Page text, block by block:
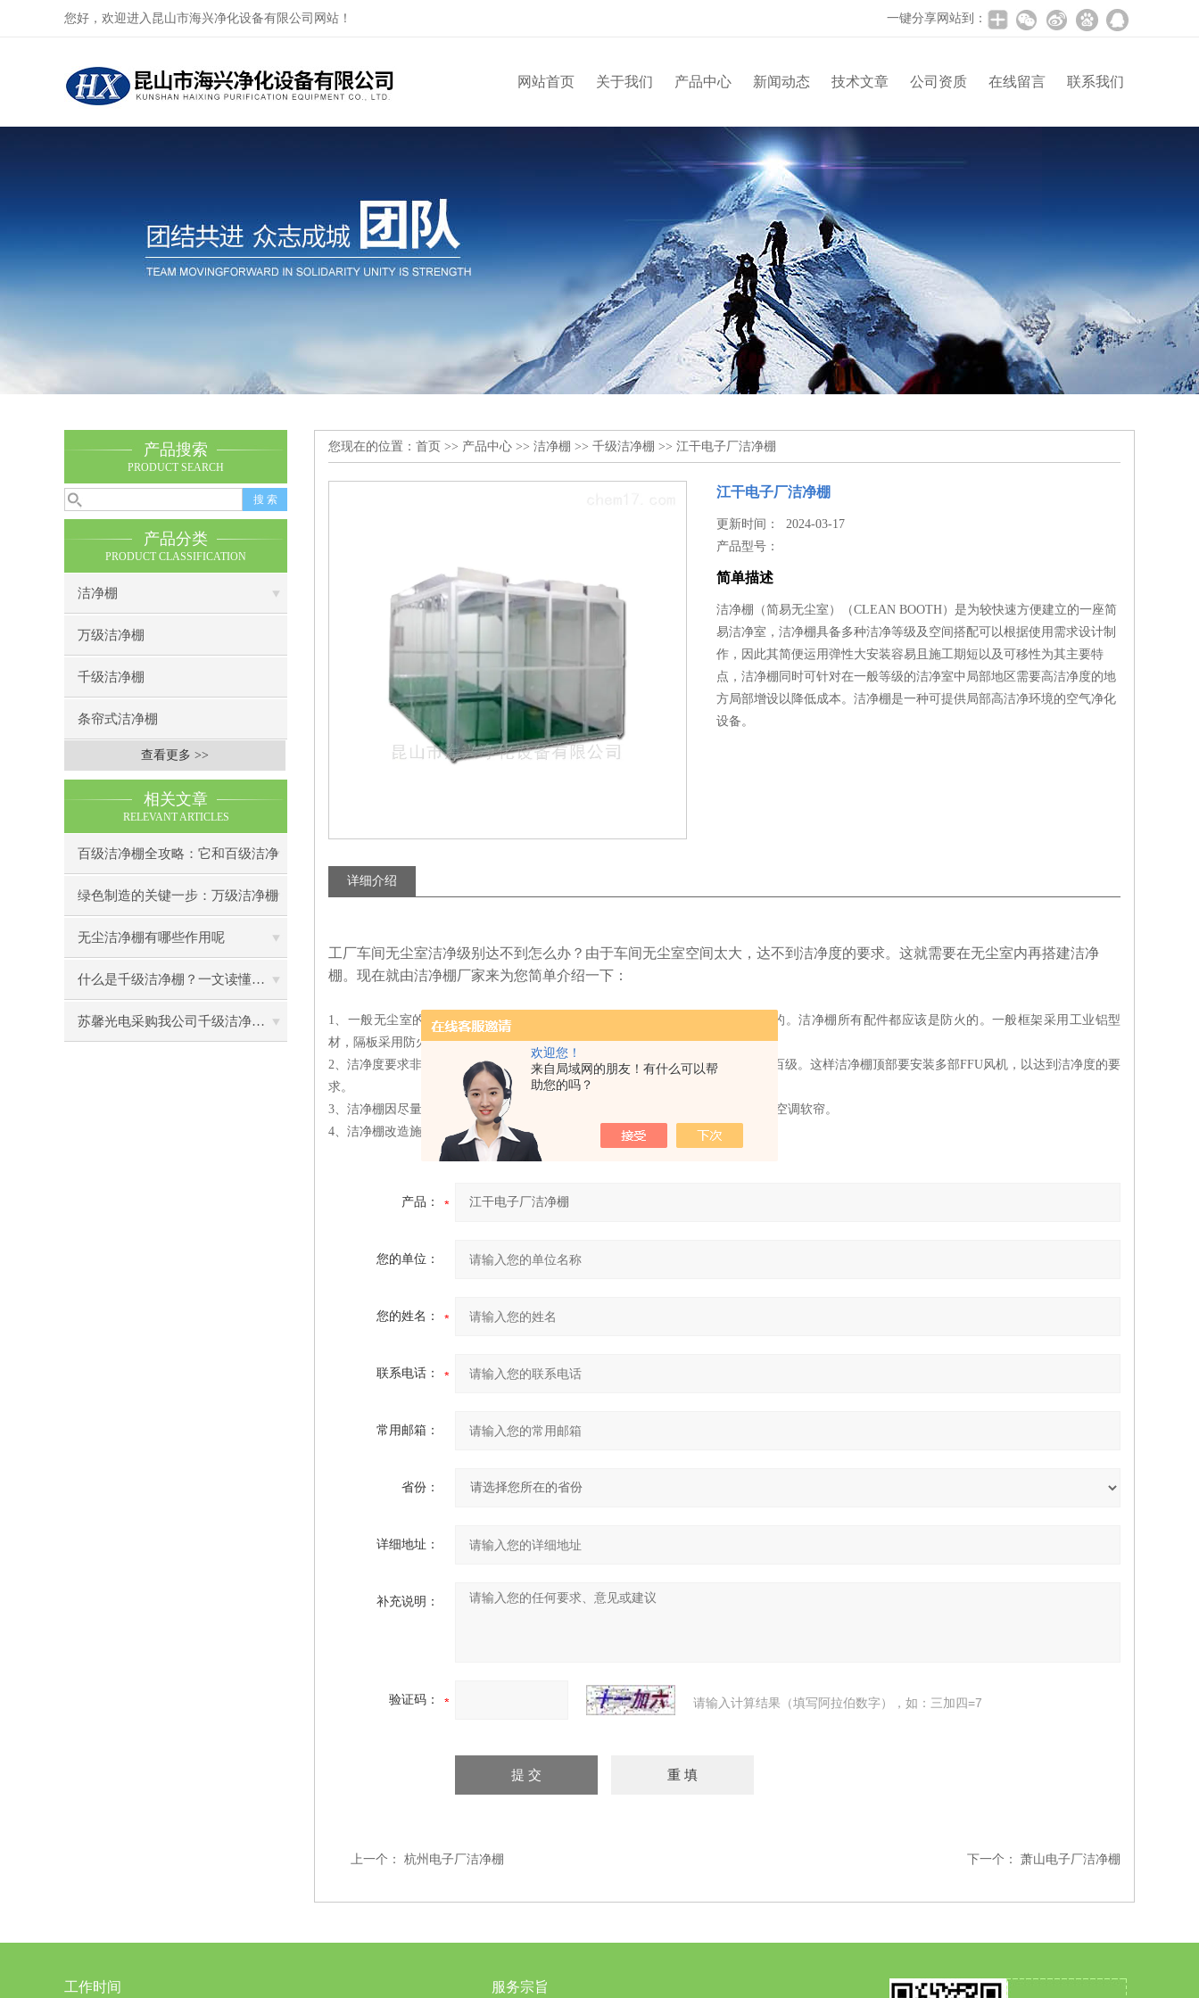
欢迎您！
来自局域网的朋友！有什么可以帮
助您的吗？
您好，欢迎进入昆山市海兴净化设备有限公司网站！ 一键分享网站到：
网站首页 关于我们 产品中心 新闻动态 技术文章 公司资质 在线留言 联系我们
产品搜索
PRODUCT SEARCH
产品分类
PRODUCT CLASSIFICATION
洁净棚
万级洁净棚
千级洁净棚
条帘式洁净棚
查看更多 >>
相关文章
RELEVANT ARTICLES
百级洁净棚全攻略：它和百级洁净
室到底有什么区别？
绿色制造的关键一步：万级洁净棚
助力环保型半导体产业发展
无尘洁净棚有哪些作用呢
什么是千级洁净棚？一文读懂其结构特点与局部净化优势
苏馨光电采购我公司千级洁净棚普通工作台一批（7月07日）已顺利交货
您现在的位置： 首页 >> 产品中心 >> 洁净棚 >> 千级洁净棚 >> 江干电子厂洁净棚
江干电子厂洁净棚
更新时间： 2024-03-17
产品型号：
简单描述
洁净棚（简易无尘室）（CLEAN BOOTH）是为较快速方便建立的一座简
易洁净室，洁净棚具备多种洁净等级及空间搭配可以根据使用需求设计制
作，因此其简便运用弹性大安装容易且施工期短以及可移性为其主要特
点，洁净棚同时可针对在一般等级的洁净室中局部地区需要高洁净度的地
方局部增设以降低成本。洁净棚是一种可提供局部高洁净环境的空气净化
设备。
详细介绍
工厂车间无尘室洁净级别达不到怎么办？由于车间无尘室空间太大，达不到洁净度的要求。这就需要在无尘室内再搭建洁净
棚。现在就由洁净棚厂家来为您简单介绍一下：
1、一般无尘室的空间比较密闭，进出没有那么容易。所以防火一定是非常重要的。洁净棚所有配件都应该是防火的。一般框架采用工业铝型
材，隔板采用防火PV板。
2、洁净度要求非常高，一般洁净棚的洁净度要求比无尘室要高很多，有的要达到百级。这样洁净棚顶部要安装多部FFU风机，以达到洁净度的要
求。
3、洁净棚因尽量做到封闭，防止外界的灰尘落入。不方便安装PV板的地方应安装空调软帘。
4、洁净棚改造施工时，不能影响在无尘室内运行的设备和工作人员的工作。
产品：
您的单位：
您的姓名：
联系电话：
常用邮箱：
省份：
详细地址：
补充说明：
验证码： 请输入计算结果（填写阿拉伯数字），如：三加四=7
上一个： 杭州电子厂洁净棚 下一个： 萧山电子厂洁净棚
工作时间 服务宗旨